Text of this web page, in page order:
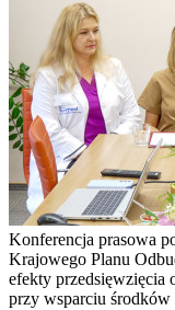
Konferencja prasowa
Krajowego Planu
efekty przedsięwzięcia
przy wsparciu